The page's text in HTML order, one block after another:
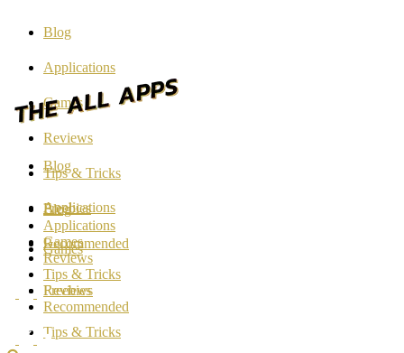
Blog
Applications
Games
Reviews
Tips & Tricks
Freebies
Recommended
Blog
Applications
Games
Reviews
Tips & Tricks
Blog
Applications
Games
Reviews
Tips & Tricks
Freebies
Recommended